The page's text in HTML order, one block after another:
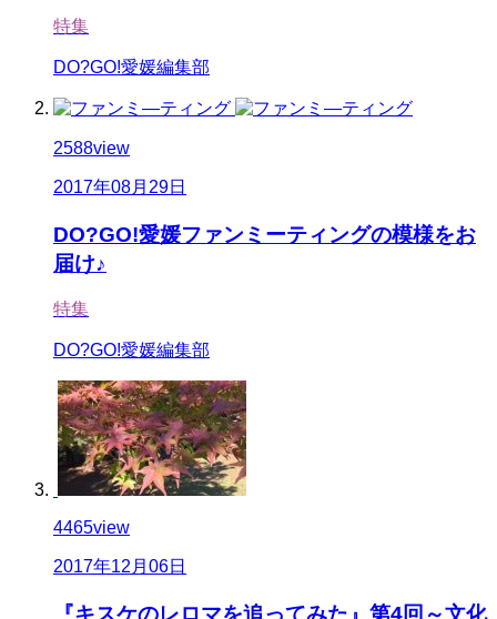
特集
DO?GO!愛媛編集部
2588view
2017年08月29日
DO?GO!愛媛ファンミーティングの模様をお
届け♪
特集
DO?GO!愛媛編集部
4465view
2017年12月06日
『キスケのレロマを追ってみた』第4回～文化